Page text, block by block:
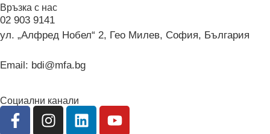
Връзка с нас
02 903 9141
ул. „Алфред Нобел“ 2, Гео Милев, София, България
Email: bdi@mfa.bg
Социални канали